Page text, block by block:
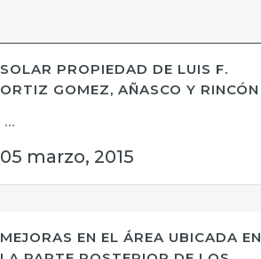
SOLAR PROPIEDAD DE LUIS F.
ORTIZ GOMEZ, AÑASCO Y RINCÓN
...
05 marzo, 2015
MEJORAS EN EL ÁREA UBICADA EN